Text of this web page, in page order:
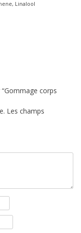
Linalool
corps
Les champs